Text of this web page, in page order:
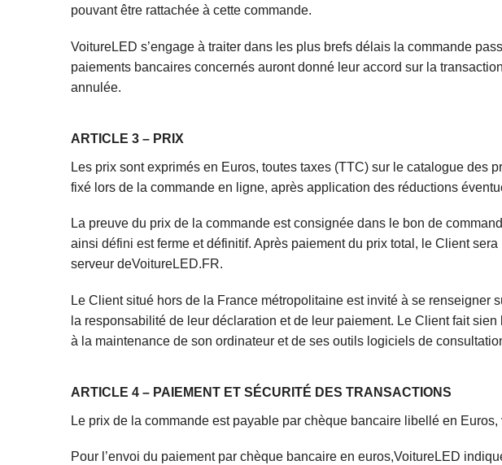
pouvant être rattachée à cette commande.
VoitureLED s’engage à traiter dans les plus brefs délais la commande
paiements bancaires concernés auront donné leur accord sur la
annulée.
ARTICLE 3 – PRIX
Les prix sont exprimés en Euros, toutes taxes (TTC) sur le catalogue
fixé lors de la commande en ligne, après application des réductions
La preuve du prix de la commande est consignée dans le bon de
ainsi défini est ferme et définitif. Après paiement du prix total, le Client
serveur deVoitureLED.FR.
Le Client situé hors de la France métropolitaine est invité à se renseigner
la responsabilité de leur déclaration et de leur paiement. Le Client fait
à la maintenance de son ordinateur et de ses outils logiciels de
ARTICLE 4 – PAIEMENT ET SÉCURITÉ DES TRANSACTIONS
Le prix de la commande est payable par chèque bancaire libellé en
Pour l’envoi du paiement par chèque bancaire en euros,VoitureLED